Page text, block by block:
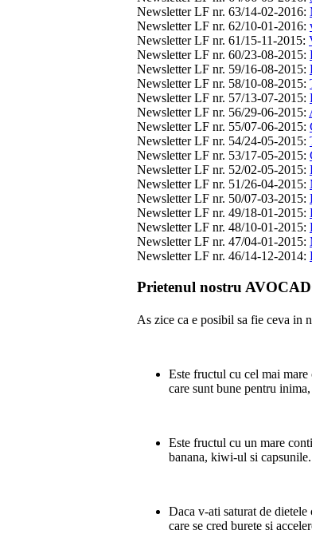
Newsletter LF nr. 63/14-02-2016:
Newsletter LF nr. 62/10-01-2016:
Newsletter LF nr. 61/15-11-2015:
Newsletter LF nr. 60/23-08-2015:
Newsletter LF nr. 59/16-08-2015:
Newsletter LF nr. 58/10-08-2015:
Newsletter LF nr. 57/13-07-2015:
Newsletter LF nr. 56/29-06-2015:
Newsletter LF nr. 55/07-06-2015:
Newsletter LF nr. 54/24-05-2015:
Newsletter LF nr. 53/17-05-2015:
Newsletter LF nr. 52/02-05-2015:
Newsletter LF nr. 51/26-04-2015:
Newsletter LF nr. 50/07-03-2015:
Newsletter LF nr. 49/18-01-2015:
Newsletter LF nr. 48/10-01-2015:
Newsletter LF nr. 47/04-01-2015:
Newsletter LF nr. 46/14-12-2014:
Prietenul nostru
As zice ca e posibil sa fie ceva in
Este fructul cu cel mai
care sunt bune pentru
Este fructul cu un mare
banana, kiwi-ul si capsunile.
Daca v-ati saturat de
care se cred burete si